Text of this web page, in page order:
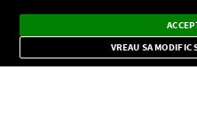
Dark
Mode
Radio live, podcasturi, știri
importante.
VREAU SA MODIFIC